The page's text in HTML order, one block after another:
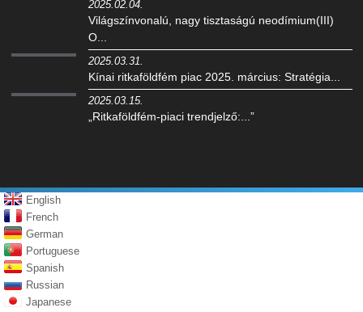
2025.02.04.
Világszínvonalú, nagy tisztaságú neodímium(III)
O...
2025.03.31.
Kínai ritkaföldfém piac 2025. március: Stratégia...
2025.03.15.
„Ritkaföldfém-piaci trendjelző:...”
English
French
German
Portuguese
Spanish
Russian
Japanese